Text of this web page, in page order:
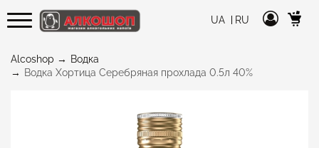
UA RU
Alcoshop
Водка
Водка Хортица Серебряная прохлада 0.5л 40%